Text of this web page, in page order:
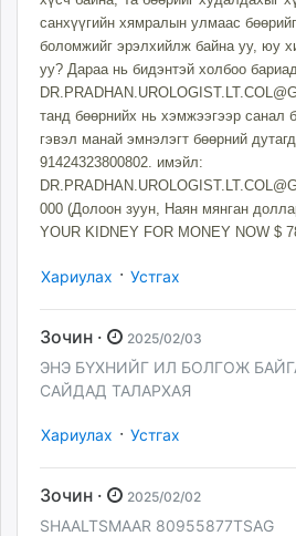
санхүүгийн хямралын улмаас
боломжийг эрэлхийлж байна уу, юу
уу? Дараа нь бидэнтэй холбоо
танд бөөрнийх нь хэмжээгээр санал
гэвэл манай эмнэлэгт бөөрний
91424323800802. имэйл:
000 (Долоон зуун, Наян мянган
YOUR KIDNEY FOR MONEY NOW $
Хариулах · Устгах
Зочин · 2025/02/03
ЭНЭ БҮХНИЙГ ИЛ БОЛГОЖ
САЙДАД ТАЛАРХАЯ
Хариулах · Устгах
Зочин · 2025/02/02
SHAALTSMAAR 80955877TSAG